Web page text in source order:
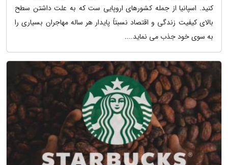
کنید. اسپانیا از جمله کشورهای اروپایی ست که به علت داشتن سطح
بالای کیفیت زندگی و اقتصاد نسبتاً پایدار هر ساله مهاجران بسیاری را
به سوی خود جذب می نماید....